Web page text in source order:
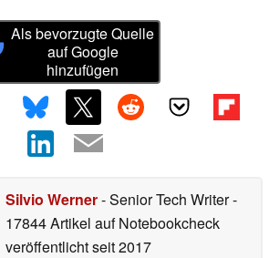
Als bevorzugte Quelle
auf Google
hinzufügen
Silvio Werner- Senior Tech Writer-
17844 Artikel auf Notebookcheck
veröffentlichtseit 2017